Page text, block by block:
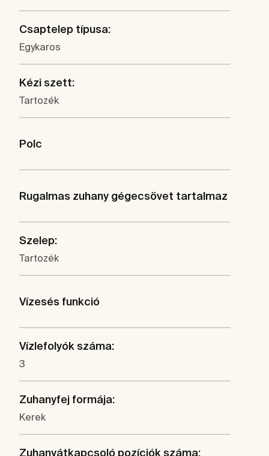
Csaptelep típusa:
Egykaros
Kézi szett:
Tartozék
Polc
Rugalmas zuhany gégecsövet tartalmaz
Szelep:
Tartozék
Vízesés funkció
Vízlefolyók száma:
3
Zuhanyfej formája:
Kerek
Zuhanyátkapcsoló pozíciók száma: